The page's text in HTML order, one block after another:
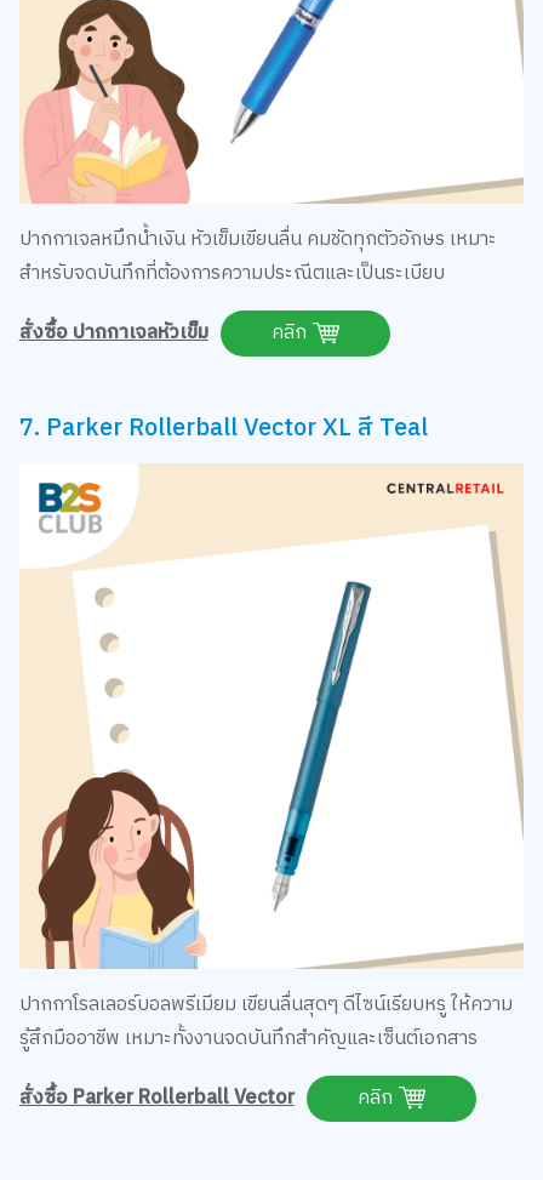
ปากกาเจลหมึกน้ำเงิน หัวเข็มเขียนลื่น คมชัดทุกตัวอักษร เหมาะ
สำหรับจดบันทึกที่ต้องการความประณีตและเป็นระเบียบ
สั่งซื้อ ปากกาเจลหัวเข็ม
คลิก
7. Parker Rollerball Vector XL สี Teal
ปากกาโรลเลอร์บอลพรีเมียม เขียนลื่นสุดๆ ดีไซน์เรียบหรู ให้ความ
รู้สึกมืออาชีพ เหมาะทั้งงานจดบันทึกสำคัญและเซ็นต์เอกสาร
สั่งซื้อ Parker Rollerball Vector
คลิก